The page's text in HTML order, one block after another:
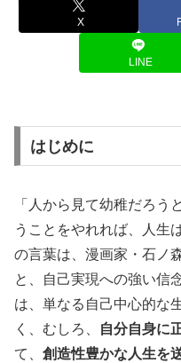
X
LINE
はじめに
「人から見て幼稚だろう
うことをやれれば、人生
の言葉は、漫画家・石ノ
と、自己実現への強い信
は、単なる自己中心的な
く、むしろ、
自分自身に
て、 創造性豊かな人生を